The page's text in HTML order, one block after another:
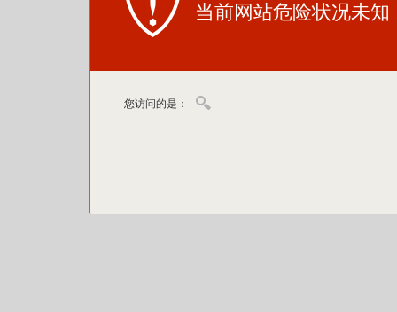
当前网站危险状况未知
您访问的是：